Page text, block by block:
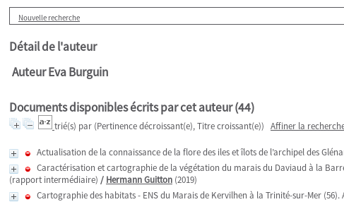
Nouvelle recherche
Détail de l'auteur
Auteur Eva Burguin
Documents disponibles écrits par cet auteur (44)
trié(s) par (Pertinence décroissant(e), Titre croissant(e)) Affiner la
Actualisation de la connaissance de la flore des iles et îlots de l’archipel des
Caractérisation et cartographie de la végétation du marais du Daviaud à la
(rapport intermédiaire) / Hermann Guitton (2019)
Cartographie des habitats - ENS du Marais de Kervilhen à la Trinité-sur-Mer